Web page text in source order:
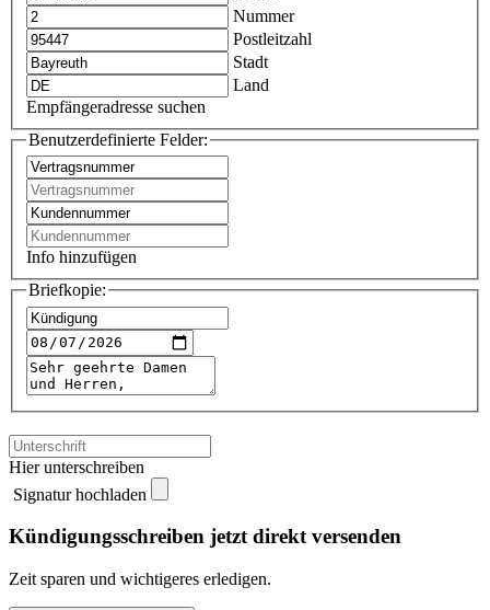
Nummer
Postleitzahl
Stadt
Land
Empfängeradresse suchen
Benutzerdefinierte Felder:
Info hinzufügen
Briefkopie:
Hier unterschreiben
Signatur hochladen
Kündigungsschreiben jetzt direkt versenden
Zeit sparen und wichtigeres erledigen.